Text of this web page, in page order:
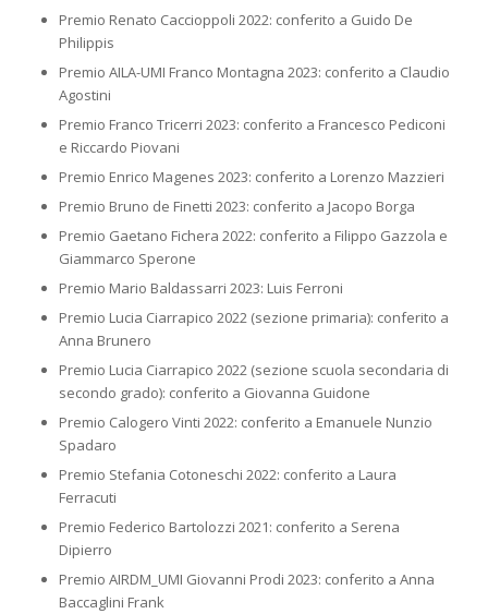
Premio Renato Caccioppoli 2022: conferito a Guido De
Philippis
Premio AILA-UMI Franco Montagna 2023: conferito a Claudio
Agostini
Premio Franco Tricerri 2023: conferito a Francesco Pediconi
e Riccardo Piovani
Premio Enrico Magenes 2023: conferito a Lorenzo Mazzieri
Premio Bruno de Finetti 2023: conferito a Jacopo Borga
Premio Gaetano Fichera 2022: conferito a Filippo Gazzola e
Giammarco Sperone
Premio Mario Baldassarri 2023: Luis Ferroni
Premio Lucia Ciarrapico 2022 (sezione primaria): conferito a
Anna Brunero
Premio Lucia Ciarrapico 2022 (sezione scuola secondaria di
secondo grado): conferito a Giovanna Guidone
Premio Calogero Vinti 2022: conferito a Emanuele Nunzio
Spadaro
Premio Stefania Cotoneschi 2022: conferito a Laura
Ferracuti
Premio Federico Bartolozzi 2021: conferito a Serena
Dipierro
Premio AIRDM_UMI Giovanni Prodi 2023: conferito a Anna
Baccaglini Frank